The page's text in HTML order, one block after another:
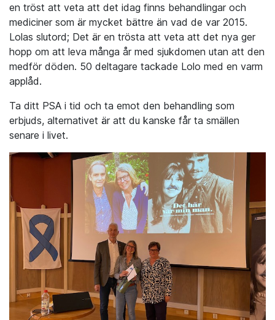
en tröst att veta att det idag finns behandlingar och
mediciner som är mycket bättre än vad de var 2015.
Lolas slutord; Det är en trösta att veta att det nya ger
hopp om att leva många år med sjukdomen utan att den
medför döden. 50 deltagare tackade Lolo med en varm
applåd.
Ta ditt PSA i tid och ta emot den behandling som
erbjuds, alternativet är att du kanske får ta smällen
senare i livet.